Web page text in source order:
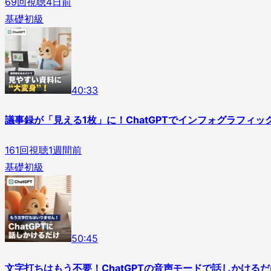
基礎初級
40:33
議事録が「見える1枚」に！ChatGPTでインフォグラフィッ
161回視聴1週間前
基礎初級
50:45
文字打ちはもう不要！ChatGPTの音声モードで話しかける